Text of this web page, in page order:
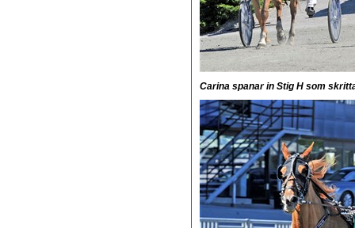
Carina spanar in Stig H som